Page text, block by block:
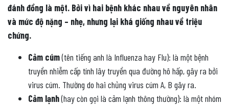
đánh đồng là một. Bởi vì hai bệnh khác nhau về nguyên nhân
và mức độ nặng – nhẹ, nhưng lại khá giống nhau về triệu
chứng.
Cảm cúm(tên tiếng anh là Influenza hay Flu): là một bệnh
truyền nhiễm cấp tính lây truyền qua đường hô hấp, gây ra bởi
virus cúm. Thường do hai chủng virus cúm A, B gây ra.
Cảm lạnh(hay còn gọi là cảm lạnh thông thường): là một nhóm